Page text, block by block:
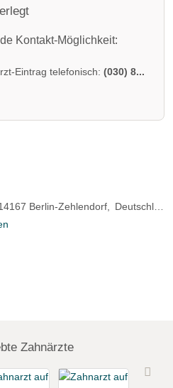
Kontakt-Möglichkeit:
Eintrag telefonisch:(030) 8...
Berlin-Zehlendorf
Deutschland
Zahnärzte